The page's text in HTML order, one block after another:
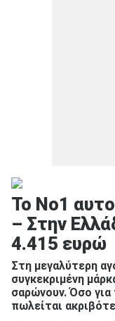
To No1
– Στην
4.415 ευρώ
Στη μεγαλύτερη
συγκεκριμένη
σαρώνουν. Όσο για
πωλείται